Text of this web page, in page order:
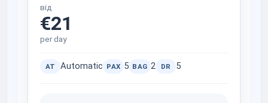
від
€21
per day
AT Automatic PAX 5 BAG 2 DR 5